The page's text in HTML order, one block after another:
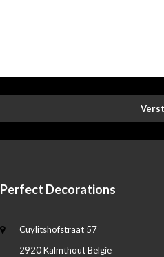
Perfect Decorations
Cuylitshofstraat 57
2920 Kalmthout België